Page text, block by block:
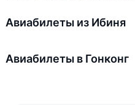
Авиабилеты из Ибиня
Авиабилеты в Гонконг